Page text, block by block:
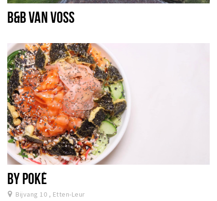
B&B VAN VOSS
BY POKÉ
Bijvang 10 , Etten-Leur